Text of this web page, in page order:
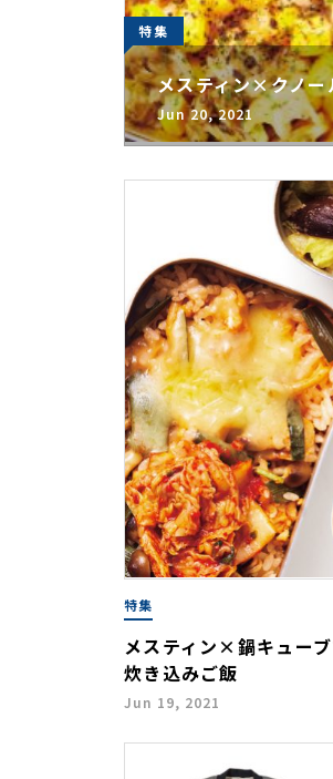
特集
メスティン×クノー
Jun 20, 2021
特集
メスティン×鍋キュー
炊き込みご飯
Jun 19, 2021